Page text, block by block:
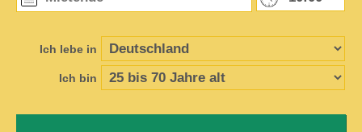
Ich lebe in
Ich bin